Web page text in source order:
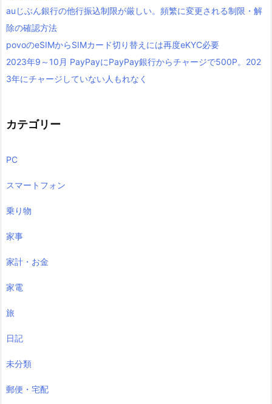
auじぶん銀行の他行振込制限が厳しい。頻繁に変更される制限・解
除の確認方法
povoのeSIMからSIMカード切り替えには再度eKYC必要
2023年9～10月 PayPayにPayPay銀行からチャージで500P。202
3年にチャージしていない人もれなく
カテゴリー
PC
スマートフォン
乗り物
家事
家計・お金
家電
旅
日記
未分類
郵便・宅配